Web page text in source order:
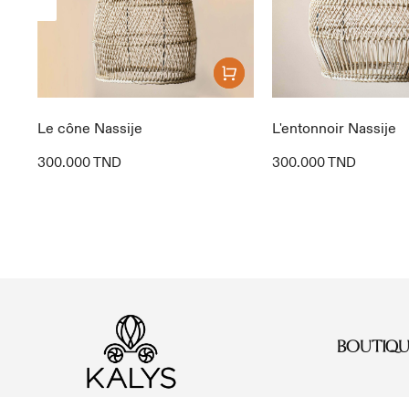
Le cône Nassije
300.000TND
L'entonnoir Nassije
300.000TND